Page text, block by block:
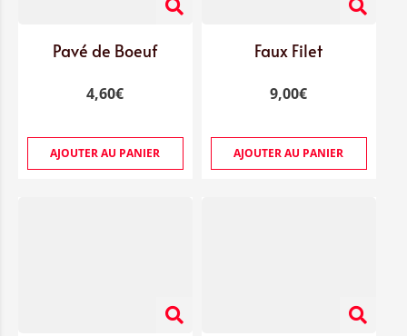
Pavé de Boeuf
4,60€
AJOUTER AU PANIER
Faux Filet
9,00€
AJOUTER AU PANIER